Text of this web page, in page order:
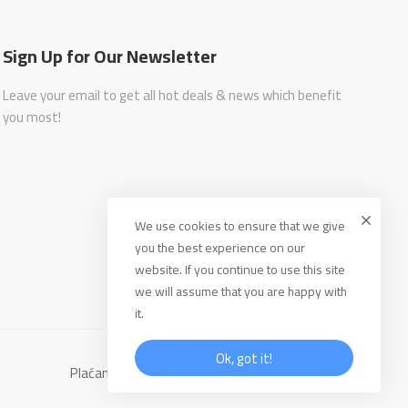
Sign Up for Our Newsletter
Leave your email to get all hot deals & news which benefit
you most!
Plaćanje:
We use cookies to ensure that we give
you the best experience on our
website. If you continue to use this site
we will assume that you are happy with
it.
Ok, got it!